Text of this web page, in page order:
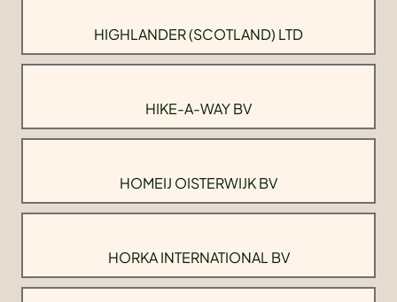
HIGHLANDER (SCOTLAND) LTD
HIKE-A-WAY BV
HOMEIJ OISTERWIJK BV
HORKA INTERNATIONAL BV